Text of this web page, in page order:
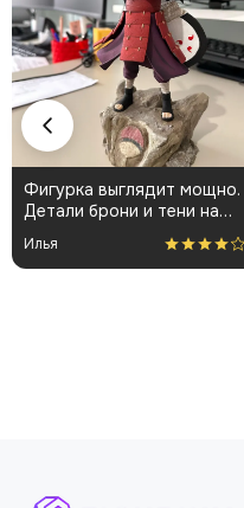
Фигурка выглядит мощно.
Детали брони и тени на
плаще проработаны
аккуратно. Пришла быстро
и без повреждений.
Илья